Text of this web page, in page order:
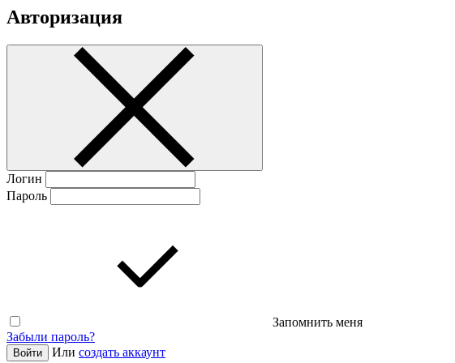
Авторизация
Логин
Пароль
Запомнить меня
Забыли пароль?
Войти Или создать аккаунт